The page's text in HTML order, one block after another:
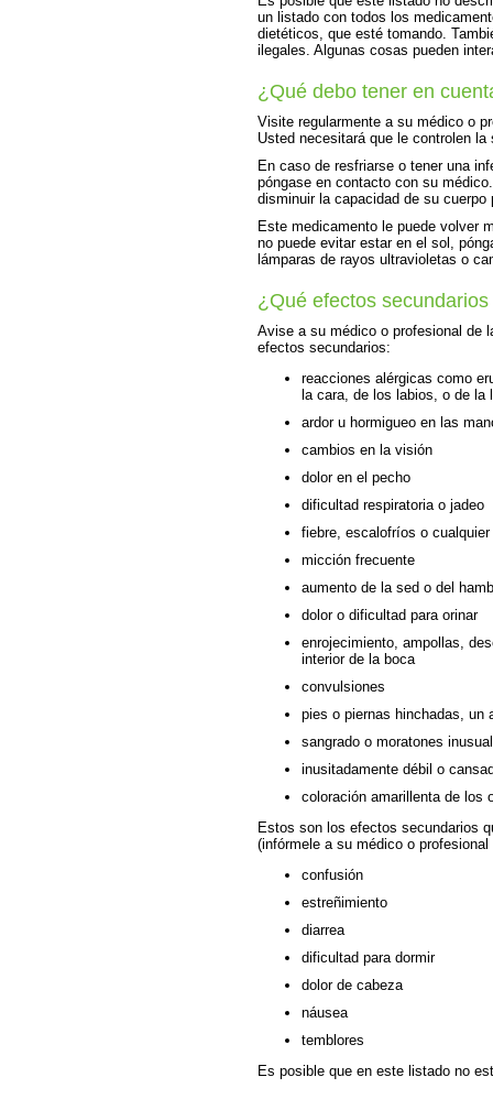
un listado con todos los
dietéticos, que esté tomando.
ilegales. Algunas cosas pueden
¿Qué debo tener en
Visite regularmente a su médico o
Usted necesitará que le controlen la
En caso de resfriarse o tener una
póngase en contacto con su
disminuir la capacidad de su
Este medicamento le puede volver
no puede evitar estar en el sol,
lámparas de rayos ultravioletas o
¿Qué efectos
Avise a su médico o profesional de
efectos secundarios:
reacciones alérgicas como
la cara, de los labios, o de la
ardor u hormigueo en las
cambios en la visión
dolor en el pecho
dificultad respiratoria o jadeo
fiebre, escalofríos o
micción frecuente
aumento de la sed o del
dolor o dificultad para orinar
enrojecimiento, ampollas,
interior de la boca
convulsiones
pies o piernas hinchadas, un
sangrado o moratones
inusitadamente débil o
coloración amarillenta de los
Estos son los efectos secundarios
(infórmele a su médico o
confusión
estreñimiento
diarrea
dificultad para dormir
dolor de cabeza
náusea
temblores
Es posible que en este listado no